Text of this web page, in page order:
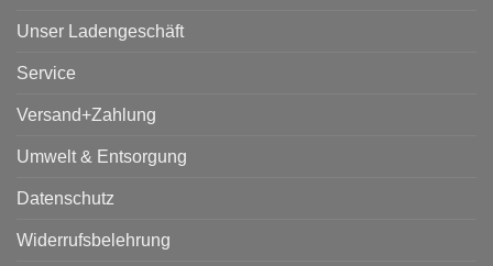
Unser Ladengeschäft
Service
Versand+Zahlung
Umwelt & Entsorgung
Datenschutz
Widerrufsbelehrung